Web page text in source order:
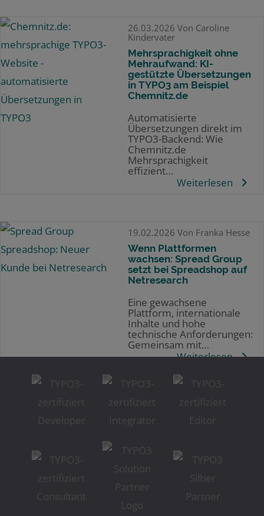
26.03.2026 Von Caroline
Kindervater
Mehrsprachigkeit ohne
Mehraufwand: KI-
gestützte Übersetzungen
in TYPO3 am Beispiel
Chemnitz.de
Automatisierte
Übersetzungen direkt im
TYPO3-Backend: Wie
Chemnitz.de
Mehrsprachigkeit
effizient…
Weiterlesen
19.02.2026 Von Franka Hesse
Wenn Plattformen
wachsen: Spread Group
setzt bei Spreadshop auf
Netresearch
Eine gewachsene
Plattform, internationale
Inhalte und hohe
technische Anforderungen:
Gemeinsam mit…
Weiterlesen